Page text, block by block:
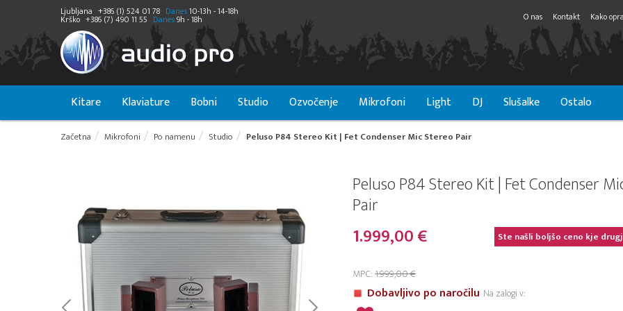
Ljubljana +386 (1) 524 01 78 Danes10-13h - 14-18h
Krško +386 (7) 490 11 55 Danes9h - 18h O nas Kontakt Kako
Kitare Klaviature Bobni Studio Ozvočenje Mikrofoni Light DJ Slušalke Ostalo
Začetna Mikrofoni Po namenu Studio Peluso P84 Stereo Kit | Fet Condenser Mic Stereo Pair
Peluso P84 Stereo Kit | Fet Condenser
Pair
1.999,00 €
Ste našli boljšo ceno kje
MPC:1.999,00 €
Dobavljivo po naročilu Na zalogi v: